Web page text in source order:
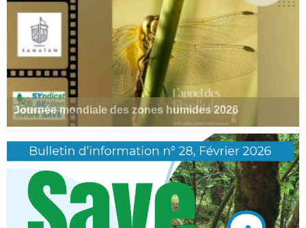
Journée mondiale des zones humides 2026